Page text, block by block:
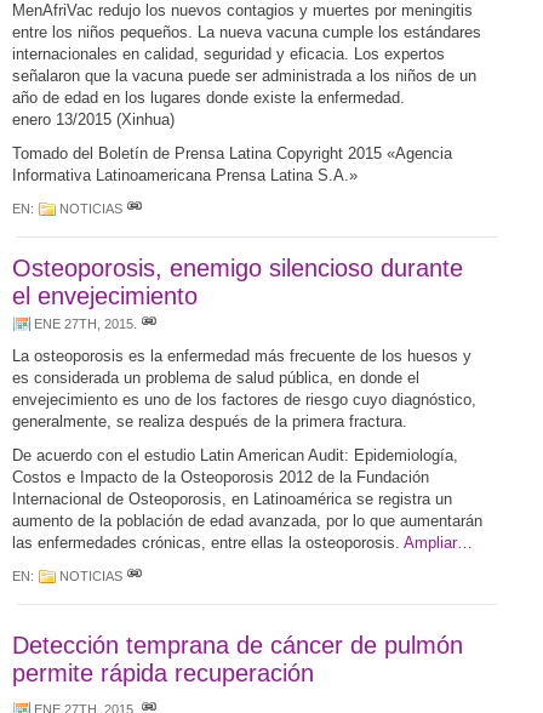
MenAfriVac redujo los nuevos contagios y muertes por meningitis
entre los niños pequeños. La nueva vacuna cumple los estándares
internacionales en calidad, seguridad y eficacia. Los expertos
señalaron que la vacuna puede ser administrada a los niños de un
año de edad en los lugares donde existe la enfermedad.
enero 13/2015 (Xinhua)
Tomado del Boletín de Prensa Latina Copyright 2015 «Agencia
Informativa Latinoamericana Prensa Latina S.A.»
EN: NOTICIAS
Osteoporosis, enemigo silencioso durante
el envejecimiento
ENE 27TH, 2015
La osteoporosis es la enfermedad más frecuente de los huesos y
es considerada un problema de salud pública, en donde el
envejecimiento es uno de los factores de riesgo cuyo diagnóstico,
generalmente, se realiza después de la primera fractura.
De acuerdo con el estudio Latin American Audit: Epidemiología,
Costos e Impacto de la Osteoporosis 2012 de la Fundación
Internacional de Osteoporosis, en Latinoamérica se registra un
aumento de la población de edad avanzada, por lo que aumentarán
las enfermedades crónicas, entre ellas la osteoporosis. Ampliar…
EN: NOTICIAS
Detección temprana de cáncer de pulmón
permite rápida recuperación
ENE 27TH, 2015